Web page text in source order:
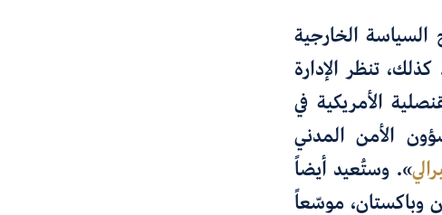
الخارجية
كذلك، تنظر الإدارة
الأمريكية في
الأمن المدني
». وستُعيد أيضاً
وباكستان، موسّعاً